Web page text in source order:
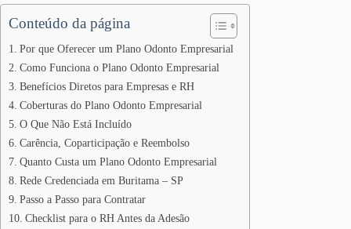
Conteúdo da página
Por que Oferecer um Plano Odonto Empresarial
Como Funciona o Plano Odonto Empresarial
Benefícios Diretos para Empresas e RH
Coberturas do Plano Odonto Empresarial
O Que Não Está Incluído
Carência, Coparticipação e Reembolso
Quanto Custa um Plano Odonto Empresarial
Rede Credenciada em Buritama – SP
Passo a Passo para Contratar
Checklist para o RH Antes da Adesão